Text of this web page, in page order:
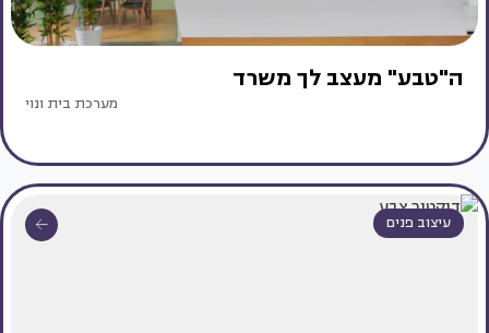
ה"טבע" מעצב לך משרד
מערכת בית ונוי
עיצוב פנים